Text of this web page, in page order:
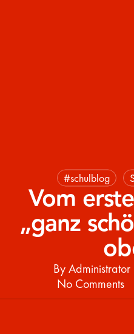
#schulblog
Vom
„ganz
By Administrator
No Comments